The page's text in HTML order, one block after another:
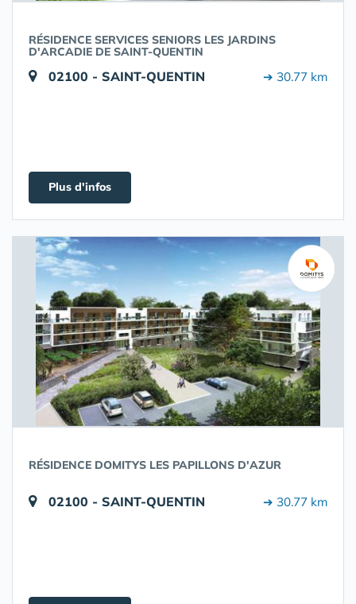
RÉSIDENCE SERVICES SENIORS LES JARDINS
D'ARCADIE DE SAINT-QUENTIN
02100 - SAINT-QUENTIN ➔ 30.77 km
Plus d'infos
RÉSIDENCE DOMITYS LES PAPILLONS D'AZUR
02100 - SAINT-QUENTIN ➔ 30.77 km